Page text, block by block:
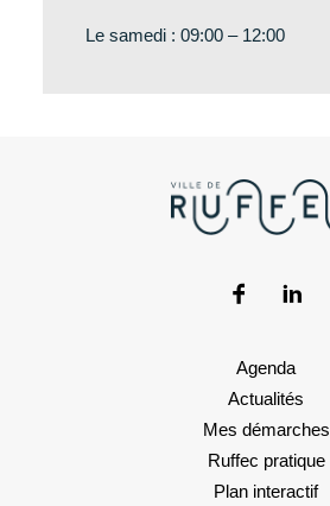
Le samedi : 09:00 – 12:00
Agenda
Actualités
Mes démarches
Ruffec pratique
Plan interactif